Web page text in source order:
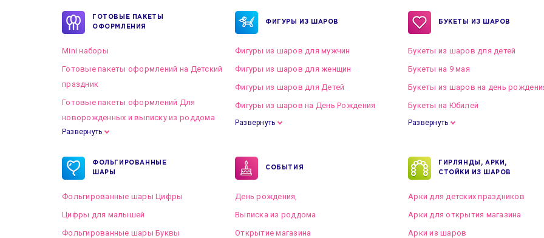
ГОТОВЫЕ ПАКЕТЫ
ОФОРМЛЕНИЯ
Mini наборы
Готовые пакеты оформлений на Детский
праздник
Готовые пакеты оформлений Для
новорожденных и выписку из роддома
Готовые пакеты оформлений на Свадьбу
Развернуть
ФИГУРЫ ИЗ ШАРОВ
Фигуры из шаров для мужчин
Фигуры из шаров для женщин
Фигуры из шаров для Детей
Фигуры из шаров на День Рождения
Развернуть
БУКЕТЫ ИЗ ШАРОВ
Букеты из шаров для детей
Букеты на 9 мая
Букеты из шаров на день
Букеты на Юбилей
Развернуть
ФОЛЬГИРОВАННЫЕ
ШАРЫ
Фольгированные шары Цифры
Цифры для малышей
Фольгированные шары Буквы
СОБЫТИЯ
День рождения,
Выписка из роддома
Открытие магазина
ГИРЛЯНДЫ, АРКИ,
СТОЙКИ ИЗ ШАРОВ
Арки для детских праздников
Арки для открытия магазина
Арки из шаров